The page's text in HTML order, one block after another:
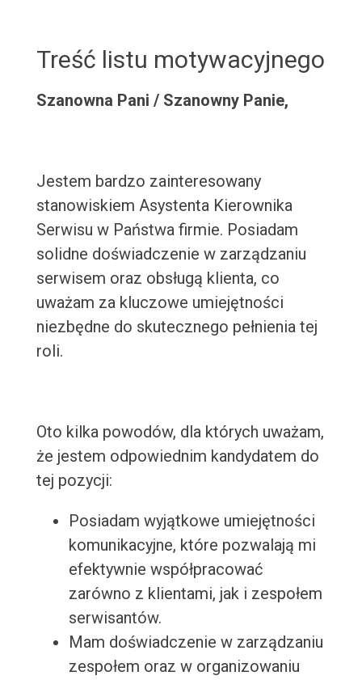
Treść listu motywacyjnego
Szanowna Pani / Szanowny Panie,
Jestem bardzo zainteresowany
stanowiskiem Asystenta Kierownika
Serwisu w Państwa firmie. Posiadam
solidne doświadczenie w zarządzaniu
serwisem oraz obsługą klienta, co
uważam za kluczowe umiejętności
niezbędne do skutecznego pełnienia tej
roli.
Oto kilka powodów, dla których uważam,
że jestem odpowiednim kandydatem do
tej pozycji:
Posiadam wyjątkowe umiejętności
komunikacyjne, które pozwalają mi
efektywnie współpracować
zarówno z klientami, jak i zespołem
serwisantów.
Mam doświadczenie w zarządzaniu
zespołem oraz w organizowaniu